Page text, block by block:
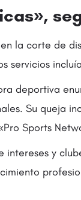
la corte de
servicios
deportiva
Su queja
Sports
y